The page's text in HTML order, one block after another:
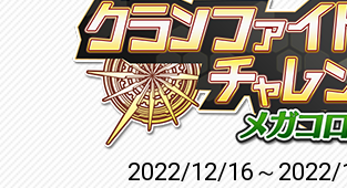
2022/12/16～